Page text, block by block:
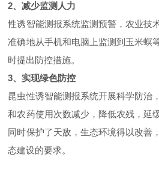
2、减少监测人力
性诱智能测报系统监测预警，农业技
准确地从手机和电脑上监测到玉米螟
时提出防控措施。
3、实现绿色防控
昆虫性诱智能测报系统开展科学防治
和农药使用次数减少，降低农残，延
同时保护了天敌，生态环境得以改善
态建设的要求。